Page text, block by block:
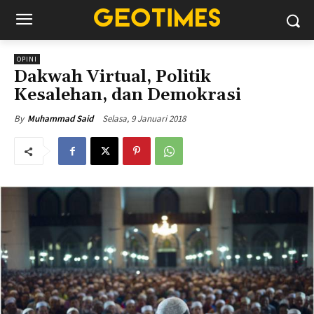
OPINI
Dakwah Virtual, Politik
Kesalehan, dan Demokrasi
By Muhammad Said Selasa, 9 Januari 2018